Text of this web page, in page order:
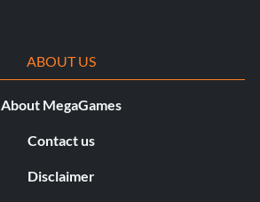
ABOUT US
About MegaGames
Contact us
Disclaimer